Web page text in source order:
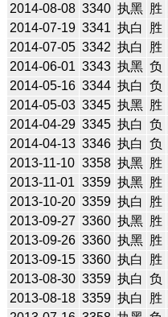
2014-08-08 3340 执黑 胜
2014-07-19 3341 执白 胜
2014-07-05 3342 执白 胜
2014-06-01 3343 执黑 负
2014-05-16 3344 执白 负
2014-05-03 3345 执黑 胜
2014-04-29 3345 执白 负
2014-04-13 3346 执白 负
2013-11-10 3358 执黑 胜
2013-11-01 3359 执黑 胜
2013-10-20 3359 执白 胜
2013-09-27 3360 执黑 胜
2013-09-26 3360 执黑 胜
2013-09-15 3360 执白 胜
2013-08-30 3359 执白 负
2013-08-18 3359 执白 胜